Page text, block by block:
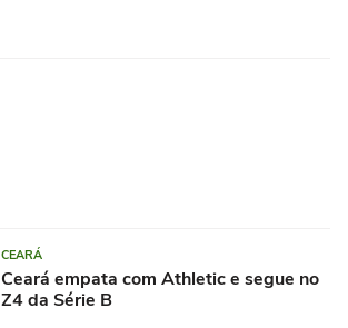
CEARÁ
Ceará empata com Athletic e segue no
Z4 da Série B